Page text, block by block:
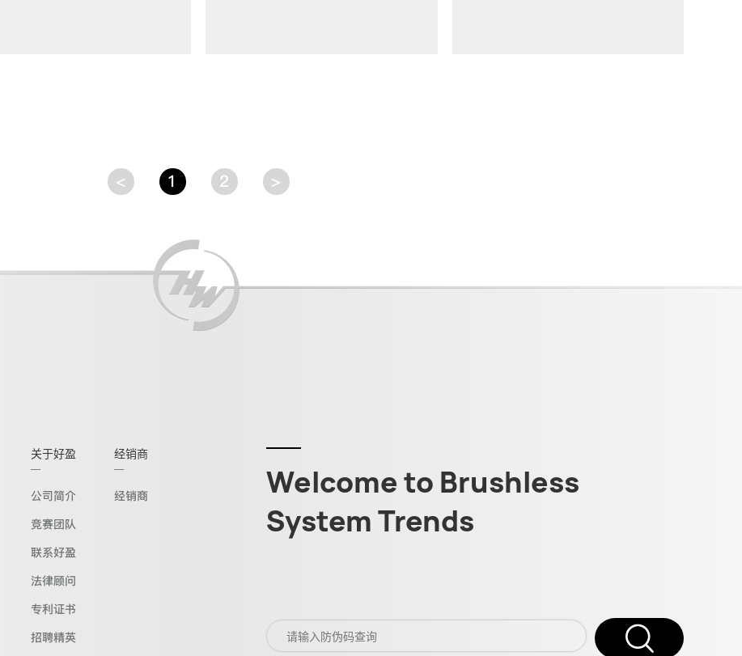
< 1 2 >
关于好盈
公司简介
竞赛团队
联系好盈
法律顾问
专利证书
招聘精英
经销商
经销商
Welcome to Brushless
System Trends